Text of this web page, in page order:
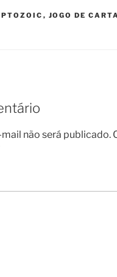
, JOGO DE
não será publicado.